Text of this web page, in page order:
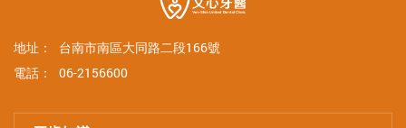
地址：
台南市南區大同路二段166號
電話：
06-2156600